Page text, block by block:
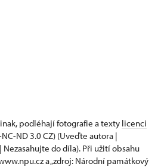
podléhají fotografie a texty licenci
NC-ND 3.0 CZ) (Uveďte autora |
do díla). Při užití obsahu
a „zdroj: Národní památkový